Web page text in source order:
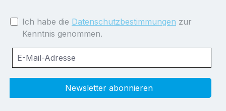
Ich habe die Datenschutzbestimmungen zur
Kenntnis genommen.
Newsletter abonnieren